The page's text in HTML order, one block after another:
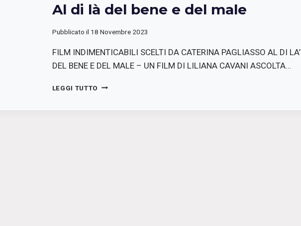
Al di là del bene e del male
Pubblicato il 18 Novembre 2023
FILM INDIMENTICABILI SCELTI DA CATERINA PAGLIASSO AL DI LA’
DEL BENE E DEL MALE – UN FILM DI LILIANA CAVANI ASCOLTA…
LEGGI TUTTO METTI…